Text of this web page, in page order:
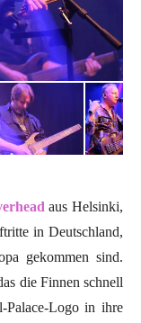
aus Helsinki,
in Deutschland,
gekommen sind.
die Finnen schnell
Palace-Logo in ihre